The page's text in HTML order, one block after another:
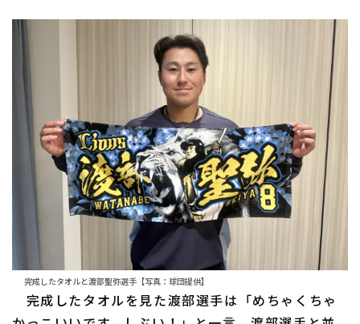
完成したタオルと渡部聖弥選手【写真：球団提供】
完成したタオルを見た渡部選手は「めちゃくちゃ